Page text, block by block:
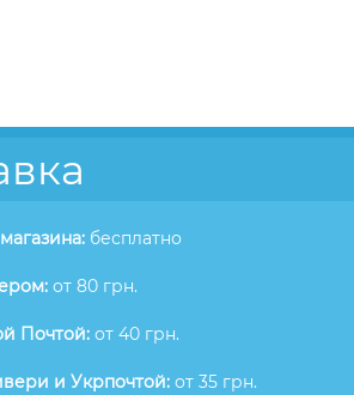
бесплатно
от 80 грн.
Почтой: от 40 грн.
и Укрпочтой: от 35 грн.